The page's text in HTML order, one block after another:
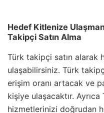
Hedef Kitlenize
Takipçi Satın Alma
Türk takipçi satın alarak
ulaşabilirsiniz. Türk
erişim oranı artacak ve
kişiye ulaşacaktır.
hizmetlerinizi doğrudan